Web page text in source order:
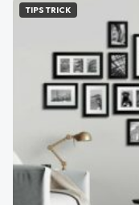
TIPS TRICK